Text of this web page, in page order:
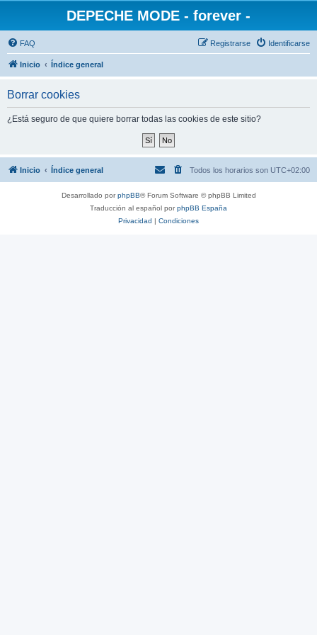
DEPECHE MODE - forever -
FAQ Identificarse
Registrarse
Inicio Índice general
Borrar cookies
¿Está seguro de que quiere borrar todas las cookies de este sitio?
Inicio Índice general Todos los horarios son UTC+02:00
Desarrollado porphpBB® Forum Software © phpBB Limited
Traducción al español porphpBB España
Privacidad | Condiciones